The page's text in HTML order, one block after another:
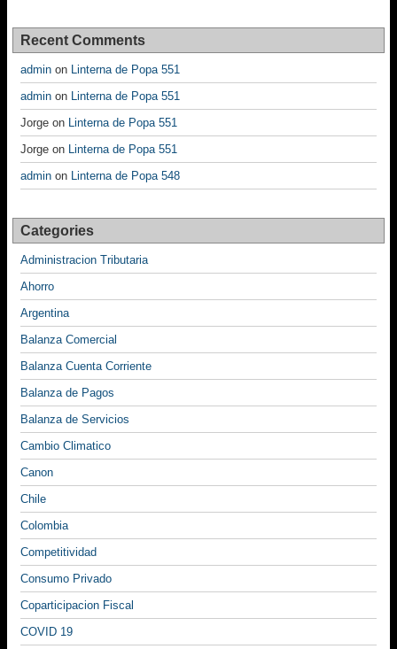
Recent Comments
admin on Linterna de Popa 551
admin on Linterna de Popa 551
Jorge on Linterna de Popa 551
Jorge on Linterna de Popa 551
admin on Linterna de Popa 548
Categories
Administracion Tributaria
Ahorro
Argentina
Balanza Comercial
Balanza Cuenta Corriente
Balanza de Pagos
Balanza de Servicios
Cambio Climatico
Canon
Chile
Colombia
Competitividad
Consumo Privado
Coparticipacion Fiscal
COVID 19